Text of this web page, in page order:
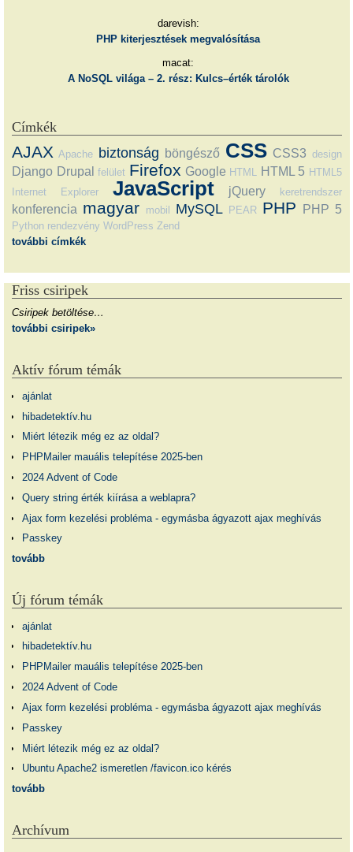
darevish:
PHP kiterjesztések megvalósítása
macat:
A NoSQL világa – 2. rész: Kulcs–érték tárolók
Címkék
AJAX Apache biztonság böngésző CSS CSS3 design
Django Drupal felület Firefox Google HTML HTML 5 HTML5
Internet Explorer
JavaScript jQuery keretrendszer
konferencia magyar mobil MySQL PEAR PHP PHP 5
Python rendezvény WordPress Zend
további címkék
Friss csiripek
Csiripek betöltése…
további csiripek»
Aktív fórum témák
ajánlat
hibadetektív.hu
Miért létezik még ez az oldal?
PHPMailer mauális telepítése 2025-ben
2024 Advent of Code
Query string érték kiírása a weblapra?
Ajax form kezelési probléma - egymásba ágyazott ajax meghívás
Passkey
tovább
Új fórum témák
ajánlat
hibadetektív.hu
PHPMailer mauális telepítése 2025-ben
2024 Advent of Code
Ajax form kezelési probléma - egymásba ágyazott ajax meghívás
Passkey
Miért létezik még ez az oldal?
Ubuntu Apache2 ismeretlen /favicon.ico kérés
tovább
Archívum